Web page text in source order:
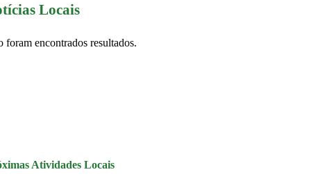
Locais
foram encontrados resultados.
Atividades Locais